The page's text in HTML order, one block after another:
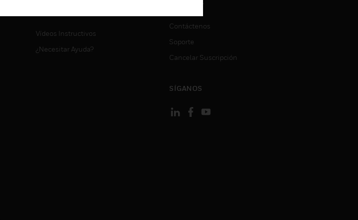
Vídeos Instructivos
¿Necesitar Ayuda?
CONTACT
Contáctenos
Soporte
Cancelar Suscripción
SÍGANOS